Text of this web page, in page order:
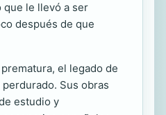
que le llevó a ser
después de que
el legado de
Sus obras
estudio y